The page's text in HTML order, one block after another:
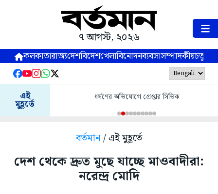
৭ আগস্ট, ২০২৬
কলকাতারাজ্যদেশবিদেশখেলাবিনোদনব্যবসাসম্পাদকীয়
এই
মুহূর্তে
ধর্ষণের অভিযোগে গ্রেপ্তার সিভিক
বর্তমান/ এই মুহূর্তে
দেশ থেকে দ্রুত মুছে যাচ্ছে মাওবাদীরা:
নরেন্দ্র মোদি